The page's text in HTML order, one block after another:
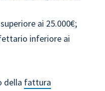
ai 25.000€;
inferiore ai
della fattura